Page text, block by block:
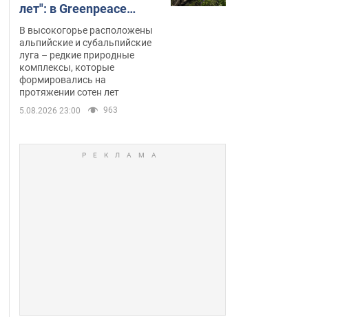
лет": в Greenpeace
забили тревогу
В высокогорье расположены
альпийские и субальпийские
луга – редкие природные
комплексы, которые
формировались на
протяжении сотен лет
5.08.2026 23:00 963